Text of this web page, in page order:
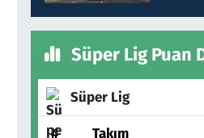
Süper Lig Puan
Süper Lig
# Takım